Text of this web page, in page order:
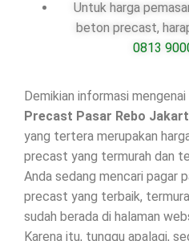
Untuk harga
beton precast,
0813
Demikian informasi mengenai
Precast Pasar Rebo
yang tertera merupakan
precast yang termurah dan
Anda sedang mencari pagar
precast yang terbaik,
sudah berada di halaman
Karena itu, tunggu apalagi,